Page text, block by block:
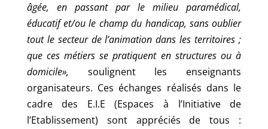
âgée, en passant par le milieu paramédical,
éducatif et/ou le champ du handicap, sans oublier
tout le secteur de l’animation dans les territoires ;
que ces métiers se pratiquent en structures ou à
domicile», soulignent les enseignants
organisateurs. Ces échanges réalisés dans le
cadre des E.I.E (Espaces à l’Initiative de
l’Etablissement) sont appréciés de tous :